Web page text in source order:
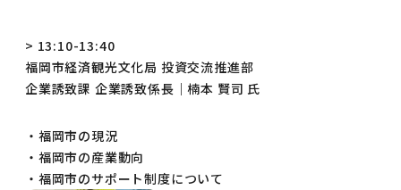
> 13:10-13:40
福岡市経済観光文化局 投資交流推進部
企業誘致課 企業誘致係長｜楠本 賢司 氏
・福岡市の現況
・福岡市の産業動向
・福岡市のサポート制度について